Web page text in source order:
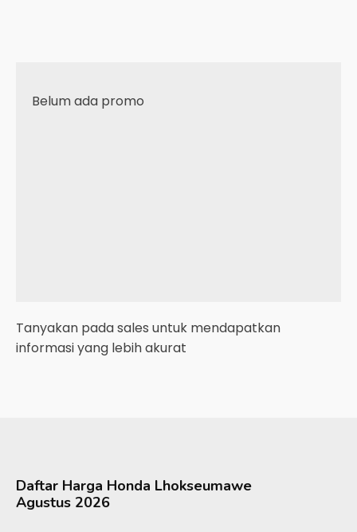
Belum ada promo
Tanyakan pada sales untuk mendapatkan
informasi yang lebih akurat
Daftar Harga Honda Lhokseumawe
Agustus 2026